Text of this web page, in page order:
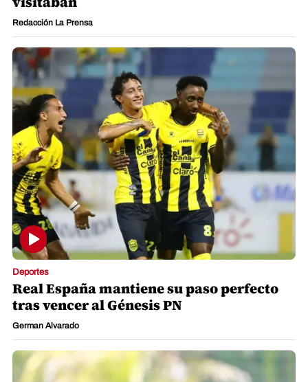
Redacción La Prensa
Deportes
Real España mantiene su paso perfecto
tras vencer al Génesis PN
German Alvarado